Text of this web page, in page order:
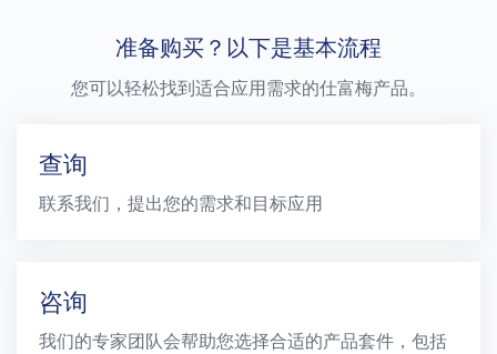
准备购买？以下是基本流程
您可以轻松找到适合应用需求的仕富梅产品。
查询
联系我们，提出您的需求和目标应用
咨询
我们的专家团队会帮助您选择合适的产品套件，包括